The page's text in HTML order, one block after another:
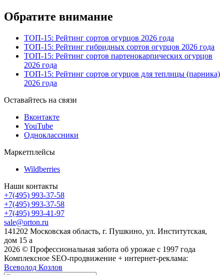
Обратите внимание
ТОП-15: Рейтинг сортов огурцов 2026 года
ТОП-15: Рейтинг гибридных сортов огурцов 2026 года
ТОП-15: Рейтинг сортов партенокарпических огурцов
2026 года
ТОП-15: Рейтинг сортов огурцов для теплицы (парника)
2026 года
Оставайтесь на связи
Вконтакте
YouTube
Одноклассники
Маркетплейсы
Wildberries
Наши контакты
+7(495) 993-37-58
+7(495) 993-37-58
+7(495) 993-41-97
sale@orton.ru
141202 Московская область, г. Пушкино, ул. Институтская,
дом 15 а
2026 © Профессиональная забота об урожае с 1997 года
Комплексное SEO-продвижение + интернет-реклама:
Всеволод Козлов